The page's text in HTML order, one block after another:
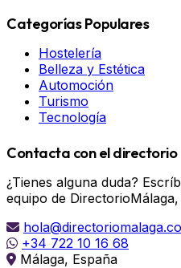
Categorías Populares
Hostelería
Belleza y Estética
Automoción
Turismo
Tecnología
Contacta con el directorio
¿Tienes alguna duda?
equipo de
+34 722 10 16 68
Málaga, España